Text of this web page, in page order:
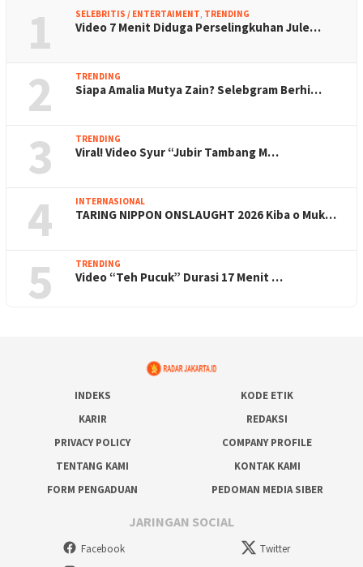
1 SELEBRITIS / ENTERTAIMENT, TRENDING
Video 7 Menit Diduga Perselingkuhan Jule…
2 TRENDING
Siapa Amalia Mutya Zain? Selebgram Berhi…
3 TRENDING
Viral! Video Syur “Jubir Tambang M…
4 INTERNASIONAL
TARING NIPPON ONSLAUGHT 2026 Kiba o Muk…
5 TRENDING
Video “Teh Pucuk” Durasi 17 Menit …
INDEKS
KODE ETIK
KARIR
REDAKSI
PRIVACY POLICY
COMPANY PROFILE
TENTANG KAMI
KONTAK KAMI
FORM PENGADUAN
PEDOMAN MEDIA SIBER
JARINGAN SOCIAL
Facebook
Twitter